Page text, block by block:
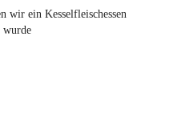
wir ein Kesselfleischessen
wurde